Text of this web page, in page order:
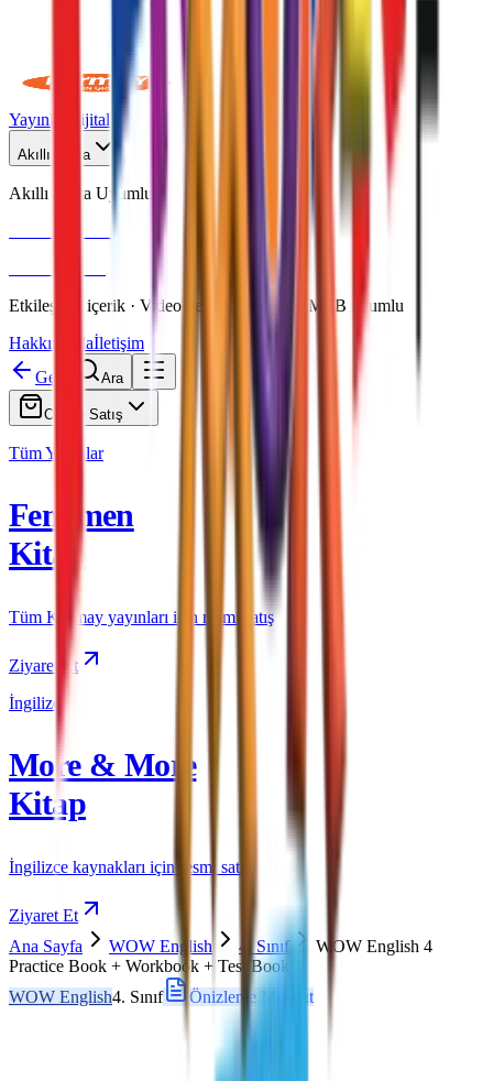
Yayınlar Dijital
Akıllı Tahta
Akıllı Tahta Uyumlu
Etkileşimli içerik · Video destekli anlatım · MEB uyumlu
Hakkımızdaİletişim
Geri
Ara
Online Satış
Tüm Yayınlar
Fenomen
Kitap
Tüm Kurmay yayınları için resmi satış
Ziyaret Et
İngilizce
More & More
Kitap
İngilizce kaynakları için resmi satış
Ziyaret Et
Ana Sayfa
WOW English 4. Sınıf
WOW English 4
Practice Book + Workbook + Test Book
WOW English4. Sınıf Önizleme Mevcut